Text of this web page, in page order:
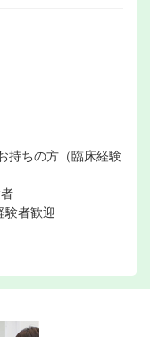
持ちの方（臨床経験
者歓迎